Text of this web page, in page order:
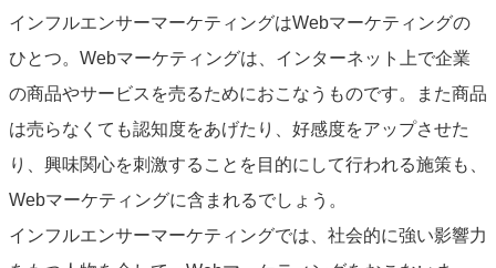
インフルエンサーマーケティングはWebマーケティングの
ひとつ。Webマーケティングは、インターネット上で企業
の商品やサービスを売るためにおこなうものです。また商品
は売らなくても認知度をあげたり、好感度をアップさせた
り、興味関心を刺激することを目的にして行われる施策も、
Webマーケティングに含まれるでしょう。
インフルエンサーマーケティングでは、社会的に強い影響力